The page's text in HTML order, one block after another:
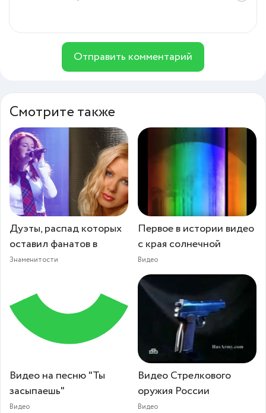
Отправить комментарий
Смотрите также
Дуэты, распад которых
оставил фанатов в
Знаменитости
Первое в истории видео
с края солнечной
Видео
Видео на песню "Ты
засыпаешь"
Видео
Видео Стрелкового
оружия России
Видео